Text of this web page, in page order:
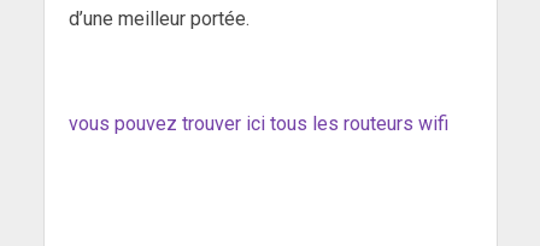
d’une meilleur portée.
vous pouvez trouver ici tous les routeurs wifi